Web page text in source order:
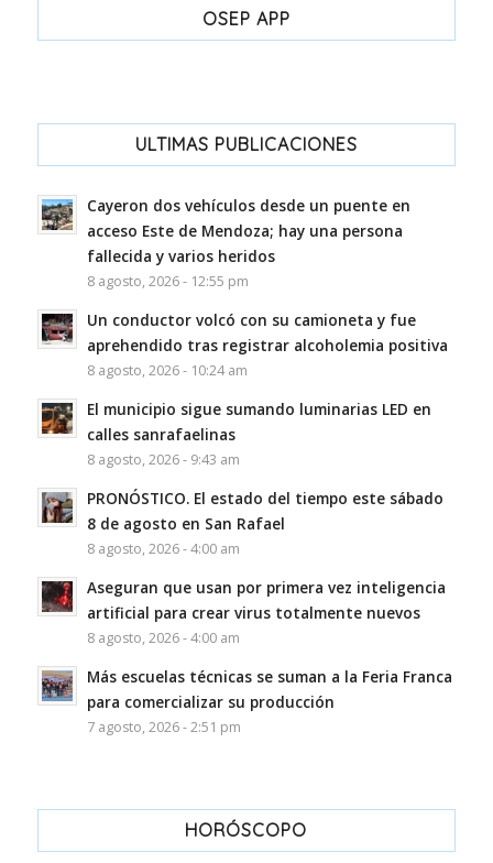
OSEP APP
ULTIMAS PUBLICACIONES
Cayeron dos vehículos desde un puente en
acceso Este de Mendoza; hay una persona
fallecida y varios heridos
8 agosto, 2026 - 12:55 pm
Un conductor volcó con su camioneta y fue
aprehendido tras registrar alcoholemia positiva
8 agosto, 2026 - 10:24 am
El municipio sigue sumando luminarias LED en
calles sanrafaelinas
8 agosto, 2026 - 9:43 am
PRONÓSTICO. El estado del tiempo este sábado
8 de agosto en San Rafael
8 agosto, 2026 - 4:00 am
Aseguran que usan por primera vez inteligencia
artificial para crear virus totalmente nuevos
8 agosto, 2026 - 4:00 am
Más escuelas técnicas se suman a la Feria Franca
para comercializar su producción
7 agosto, 2026 - 2:51 pm
HORÓSCOPO